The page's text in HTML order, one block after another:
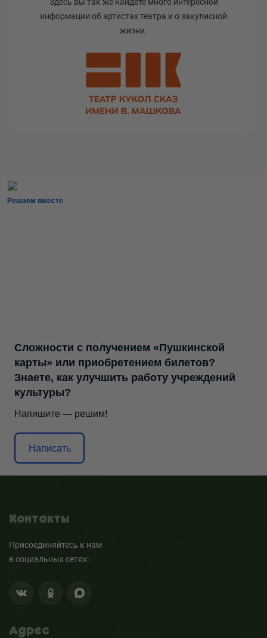
информации об артистах театра и о закулисной
жизни.
Решаем вместе
Сложности с получением «Пушкинской
карты» или приобретением билетов?
Знаете, как улучшить работу учреждений
культуры?
Напишите — решим!
Написать
Контакты
Присоединяйтесь к нам
в социальных сетях:
Адрес